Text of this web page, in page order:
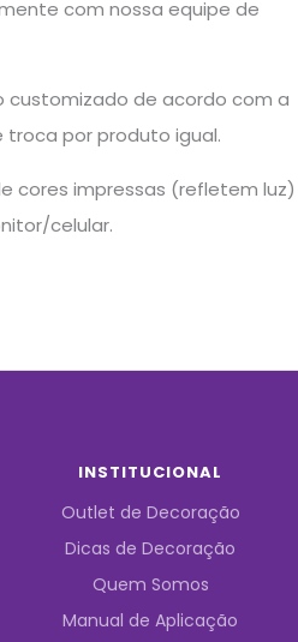
com nossa equipe de
de acordo com a
por produto igual.
cores impressas (refletem luz)
celular.
INSTITUCIONAL
Outlet de Decoração
Dicas de Decoração
Quem Somos
Manual de Aplicação